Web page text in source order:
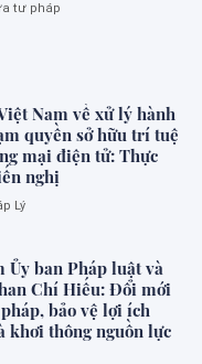
tư pháp
Nam về xử lý hành
quyền sở hữu trí tuệ
mại điện tử: Thực
nghị
Lý
Ủy ban Pháp luật và
Chí Hiếu: Đổi mới
bảo vệ lợi ích
khơi thông nguồn lực